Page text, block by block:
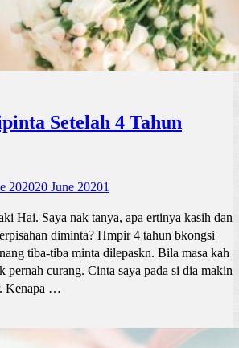
Setelah 4 Tahun
202020 June 20201
Hai. Saya nak tanya, apa ertinya kasih dan
diminta? Hmpir 4 tahun bkongsi
tiba-tiba minta dilepaskn. Bila masa kah
pernah curang. Cinta saya pada si dia makin
Kenapa …